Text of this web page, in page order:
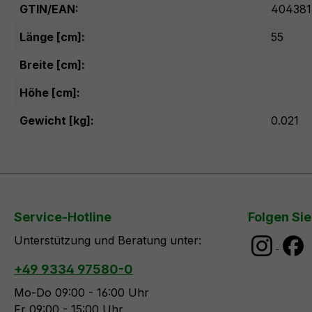
GTIN/EAN:
Länge [cm]:
55
Breite [cm]:
Höhe [cm]:
Gewicht [kg]:
0.021
Service-Hotline
Unterstützung und Beratung unter:
+49 9334 97580-0
Mo-Do 09:00 - 16:00 Uhr
Fr 09:00 - 15:00 Uhr
Folgen